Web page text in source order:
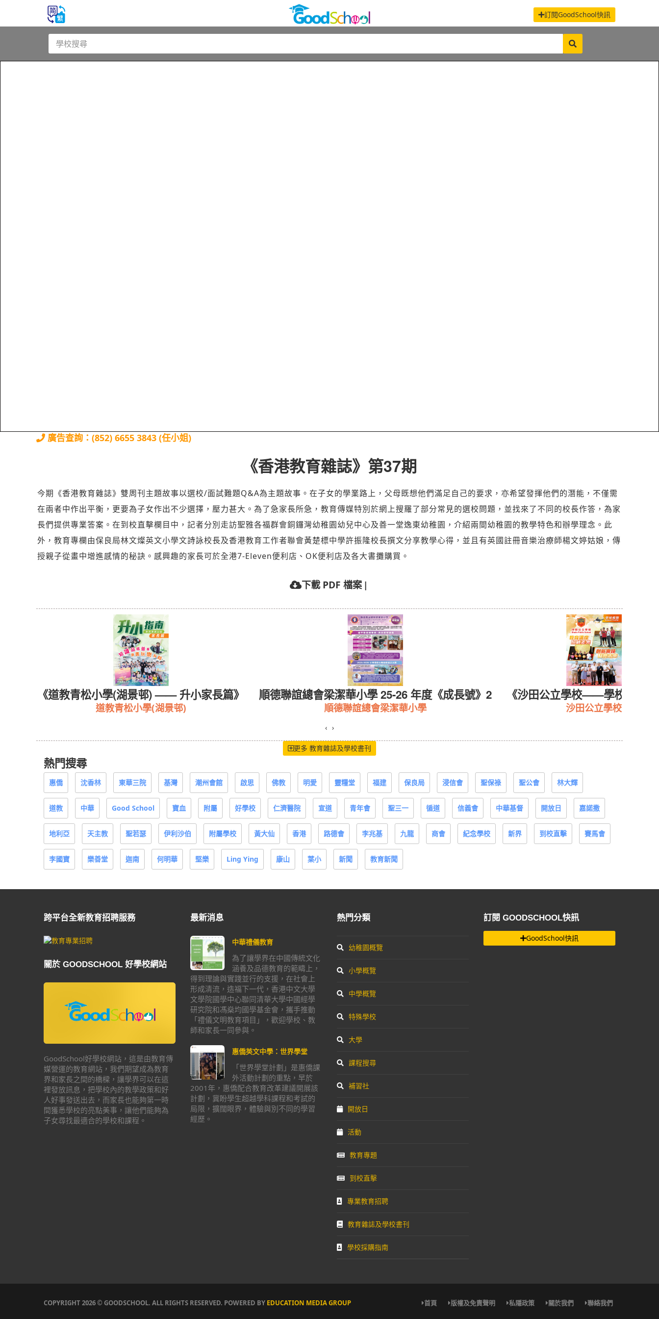
訂閱GoodSchool快訊
廣告查詢：(852) 6655 3843 (任小姐)
《香港教育雜誌》第37期
今期《香港教育雜誌》雙周刊主題故事以選校/面試難題Q&A為主題故事。在子女的學業路上，父母既想他們滿足自己的要求，亦希望發揮他們的潛能，不僅需
在兩者中作出平衡，更要為子女作出不少選擇，壓力甚大。為了急家長所急，教育傳媒特別於網上搜羅了部分常見的選校問題，並找來了不同的校長作答，為家
長們提供專業答案。在到校直擊欄目中，記者分別走訪聖雅各福群會銅鑼灣幼稚園幼兒中心及善一堂逸東幼稚園，介紹兩間幼稚園的教學特色和辦學理念。此
外，教育專欄由保良局林文燦英文小學文詩詠校長及香港教育工作者聯會黃楚標中學許振隆校長撰文分享教學心得，並且有英國註冊音樂治療師楊文婷姑娘，傳
授親子從畫中增進感情的秘訣。感興趣的家長可於全港7-Eleven便利店、OK便利店及各大書攤購買。
下載 PDF 檔案 |
《道教青松小學(湖景邨) —— 升小家長篇》
道教青松小學(湖景邨)
順德聯誼總會梁潔華小學 25-26 年度《成長號》2
順德聯誼總會梁潔華小學
《沙田公立學校——學校概覧
沙田公立學校
‹ ›
更多 教育雜誌及學校書刊
熱門搜尋
惠僑 沈香林 東華三院 基灣 潮州會館 啟思 佛教 明愛 靈糧堂 福建 保良局 浸信會 聖保祿 聖公會 林大輝
道教 中華 Good School 寶血 附屬 好學校 仁濟醫院 宣道 青年會 聖三一 循道 信義會 中華基督 開放日 嘉諾撒
地利亞 天主教 聖若瑟 伊利沙伯 附屬學校 黃大仙 香港 路德會 李兆基 九龍 商會 紀念學校 新界 到校直擊 賽馬會
李國寶 樂善堂 迦南 何明華 堅樂 Ling Ying 康山 葉小 新聞 教育新聞
跨平台全新教育招聘服務
關於 GOODSCHOOL 好學校網站
GoodSchool好學校網站，這是由教育傳
媒營運的教育網站，我們期望成為教育
界和家長之間的橋樑，讓學界可以在這
裡發放訊息，把學校內的教學政策和好
人好事發送出去，而家長也能夠第一時
間獲悉學校的亮點美事，讓他們能夠為
子女尋找最適合的學校和課程。
最新消息
中華禮儀教育
為了讓學界在中國傳統文化
涵養及品德教育的範疇上，
得到理論與實踐並行的支援，在社會上
形成清流，造福下一代，香港中文大學
文學院國學中心聯同清華大學中國經學
研究院和馮燊均國學基金會，攜手推動
「禮儀文明教育項目」，歡迎學校、教
師和家長一同參與。
惠僑英文中學：世界學堂
「世界學堂計劃」是惠僑課
外活動計劃的重點，早於
2001年，惠僑配合教育改革建議開展該
計劃，冀盼學生超越學科課程和考試的
局限，擴闊眼界，體驗與別不同的學習
經歷。
熱門分類
幼稚園概覽
小學概覽
中學概覽
特殊學校
大學
課程搜尋
補習社
開放日
活動
教育專題
到校直擊
專業教育招聘
教育雜誌及學校書刊
學校採購指南
訂閱 GOODSCHOOL快訊
GoodSchool快訊
COPYRIGHT 2026 © GOODSCHOOL. ALL RIGHTS RESERVED. POWERED BY EDUCATION MEDIA GROUP 首頁 版權及免責聲明 私隱政策 關於我們 聯絡我們